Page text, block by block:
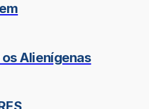
os Alienígenas